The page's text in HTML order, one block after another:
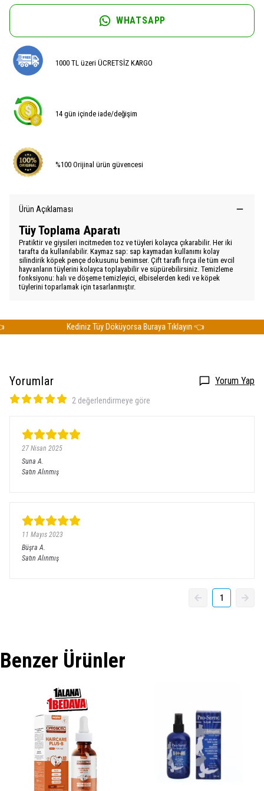
WHATSAPP
1000 TL üzeri ÜCRETSİZ KARGO
14 gün içinde iade/değişim
%100 Orijinal ürün güvencesi
Ürün Açıklaması
Tüy Toplama Aparatı
Pratiktir ve giysileri incitmeden toz ve tüyleri kolayca çıkarabilir. Her iki
tarafta da kullanılabilir. Kaymaz sap: sap kaymadan kullanımı kolay
silindirik köpek pençe dokusunu benimser. Çift taraflı fırça ile tüm evcil
hayvanların tüylerini kolayca toplayabilir ve süpürebilirsiniz. Temizleme
fonksiyonu: halı ve döşeme temizleyici, elbiselerden kedi ve köpek
tüylerini toparlamak için tasarlanmıştır.
Kediniz Tüy Döküyorsa Buraya Tıklayın 👈
Yorumlar Yorum Yap
2 değerlendirmeye göre
27 Nisan 2025
Suna A.
Satın Alınmış
11 Mayıs 2023
BüşraA.
Satın Alınmış
1
Benzer Ürünler